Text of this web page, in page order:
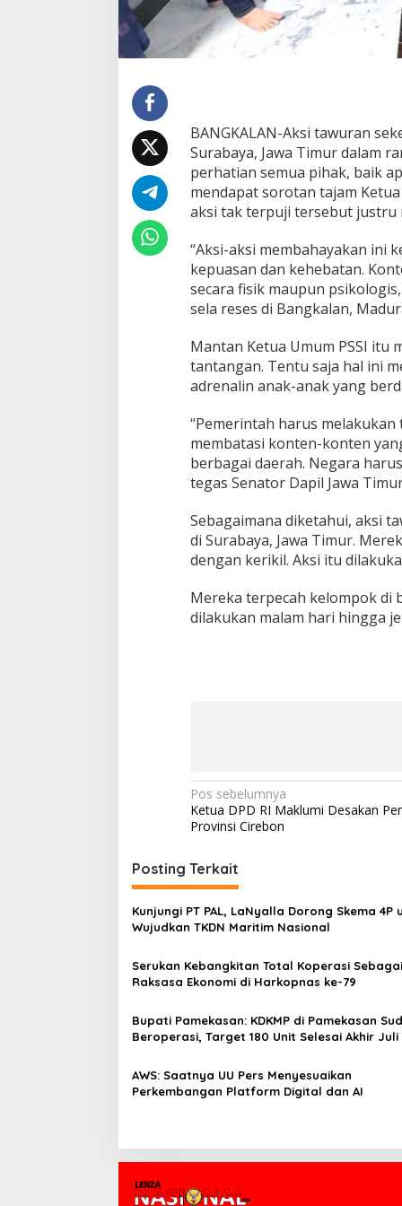
i
n
r
i
n
t
a
h
e
g
u
r
T
k
T
o
k
BANGKALAN-Aksi tawuran
Surabaya, Jawa Timur dalam
perhatian semua pihak, baik
mendapat sorotan tajam
aksi tak terpuji tersebut justru
“Aksi-aksi membahayakan ini
kepuasan dan kehebatan.
secara fisik maupun
sela reses di Bangkalan,
Mantan Ketua Umum PSSI
tantangan. Tentu saja hal ini
adrenalin anak-anak yang
“Pemerintah harus
membatasi konten-konten
berbagai daerah. Negara
tegas Senator Dapil Jawa
Sebagaimana diketahui, aksi
di Surabaya, Jawa Timur.
dengan kerikil. Aksi itu
Mereka terpecah kelompok di
dilakukan malam hari hingga
N
a
i
g
a
i
o
s
Pos sebelumnya
Ketua DPD RI Maklumi Desakan
Provinsi Cirebon
Posting Terkait
Kunjungi PT PAL, LaNyalla Dorong Skema 4P
Wujudkan TKDN Maritim Nasional
Serukan Kebangkitan Total Koperasi Sebagai
Raksasa Ekonomi di Harkopnas ke-79
Bupati Pamekasan: KDKMP di Pamekasan
Beroperasi, Target 180 Unit Selesai Akhir Juli
AWS: Saatnya UU Pers Menyesuaikan
Perkembangan Platform Digital dan AI